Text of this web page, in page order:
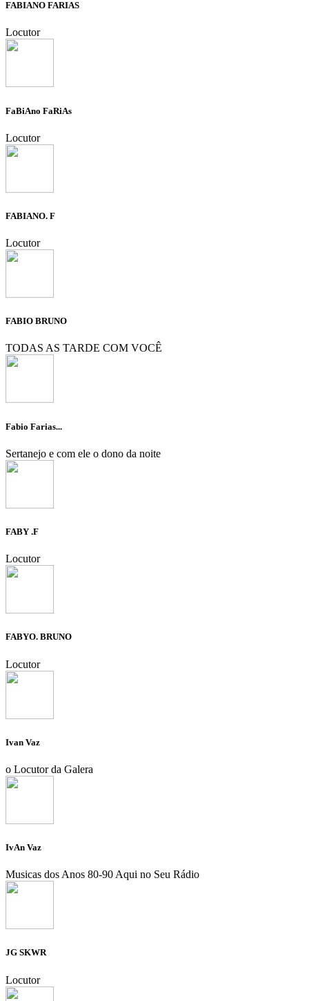
FABIANO FARIAS
Locutor
FaBiAno FaRiAs
Locutor
FABIANO. F
Locutor
FABIO BRUNO
TODAS AS TARDE COM VOCÊ
Fabio Farias...
Sertanejo e com ele o dono da noite
FABY .F
Locutor
FABYO. BRUNO
Locutor
Ivan Vaz
o Locutor da Galera
IvAn Vaz
Musicas dos Anos 80-90 Aqui no Seu Rádio
JG SKWR
Locutor